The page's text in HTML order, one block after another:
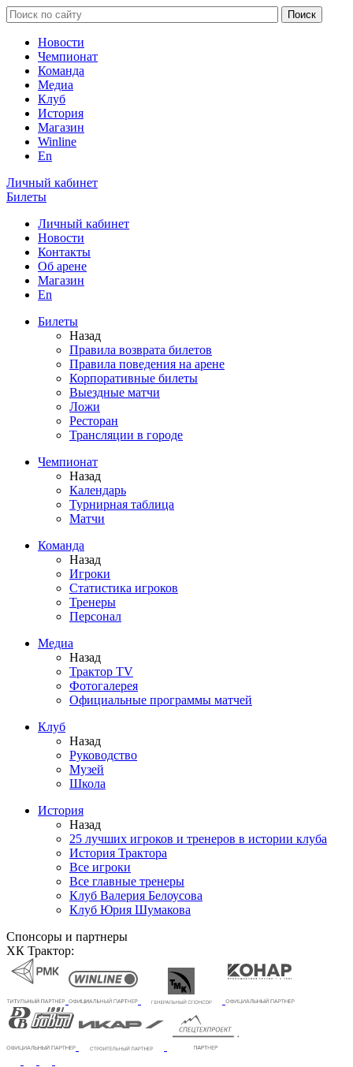
Новости
Чемпионат
Команда
Медиа
Клуб
История
Магазин
Winline
En
Личный кабинет
Билеты
Личный кабинет
Новости
Контакты
Об арене
Магазин
En
Билеты
Назад
Правила возврата билетов
Правила поведения на арене
Корпоративные билеты
Выездные матчи
Ложи
Ресторан
Трансляции в городе
Чемпионат
Назад
Календарь
Турнирная таблица
Матчи
Команда
Назад
Игроки
Статистика игроков
Тренеры
Персонал
Медиа
Назад
Трактор TV
Фотогалерея
Официальные программы матчей
Клуб
Назад
Руководство
Музей
Школа
История
Назад
25 лучших игроков и тренеров в истории клуба
История Трактора
Все игроки
Все главные тренеры
Клуб Валерия Белоусова
Клуб Юрия Шумакова
Спонсоры и партнеры
ХК Трактор: